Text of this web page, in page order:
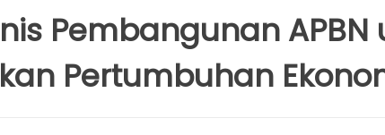
Pembangunan APBN
Pertumbuhan